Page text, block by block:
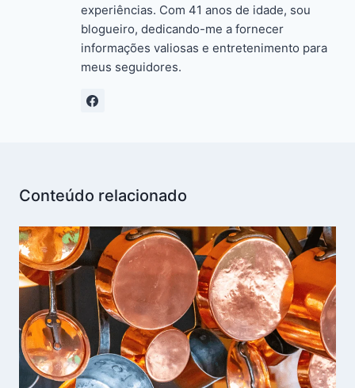
experiências. Com 41 anos de idade, sou
blogueiro, dedicando-me a fornecer
informações valiosas e entretenimento para
meus seguidores.
Conteúdo relacionado